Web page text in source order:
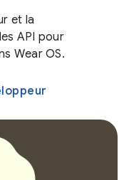
et la
API pour
Wear OS.